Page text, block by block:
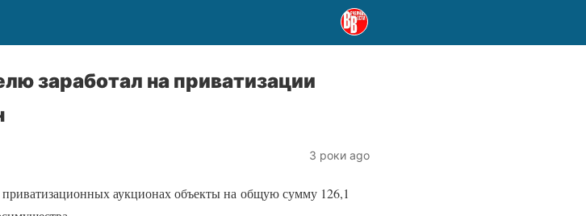
заработал на приватизации
3 роки ago
аукционах объекты на общую сумму 126,1